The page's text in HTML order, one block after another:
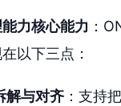
力核心能力 ：
以下三点：
解与对齐：支持